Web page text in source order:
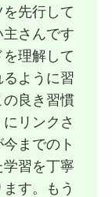
先行して
さんです
理解して
ように習
良き習慣
リンクさ
までのト
学習を丁寧
す。もう